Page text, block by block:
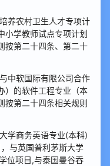
养农村卫生人才专项计
小学教师试点专项计划
按第二十四条、第二十
中软国际有限公司合作
）的软件工程专业（本
按第二十四条相关规则
学商务英语专业(本科)
与英国普利茅斯大学
位项目,与泰国曼谷吞